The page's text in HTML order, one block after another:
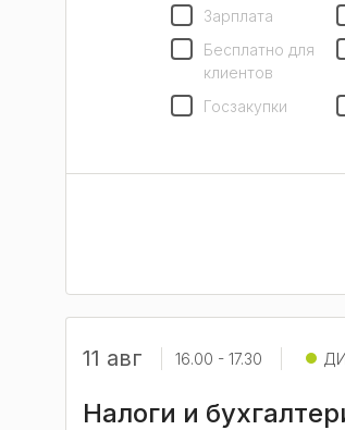
Зарплата
Бесплатно для
клиентов
Госзакупки
11 авг 16.00 - 17.30
Налоги и